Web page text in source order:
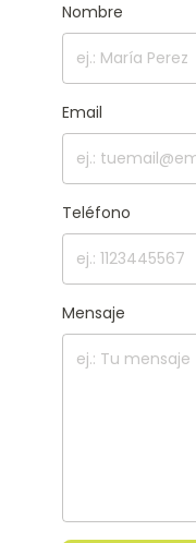
Nombre
Email
Teléfono
Mensaje